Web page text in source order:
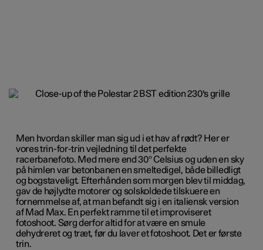
Men hvordan skiller man sig ud i et hav af rødt? Her er
vores trin-for-trin vejledning til det perfekte
racerbanefoto. Med mere end 30° Celsius og uden en sky
på himlen var betonbanen en smeltedigel, både billedligt
og bogstaveligt. Efterhånden som morgen blev til middag,
gav de højlydte motorer og solskoldede tilskuere en
fornemmelse af, at man befandt sig i en italiensk version
af Mad Max. En perfekt ramme til et improviseret
fotoshoot. Sørg derfor altid for at være en smule
dehydreret og træt, før du laver et fotoshoot. Det er første
trin.